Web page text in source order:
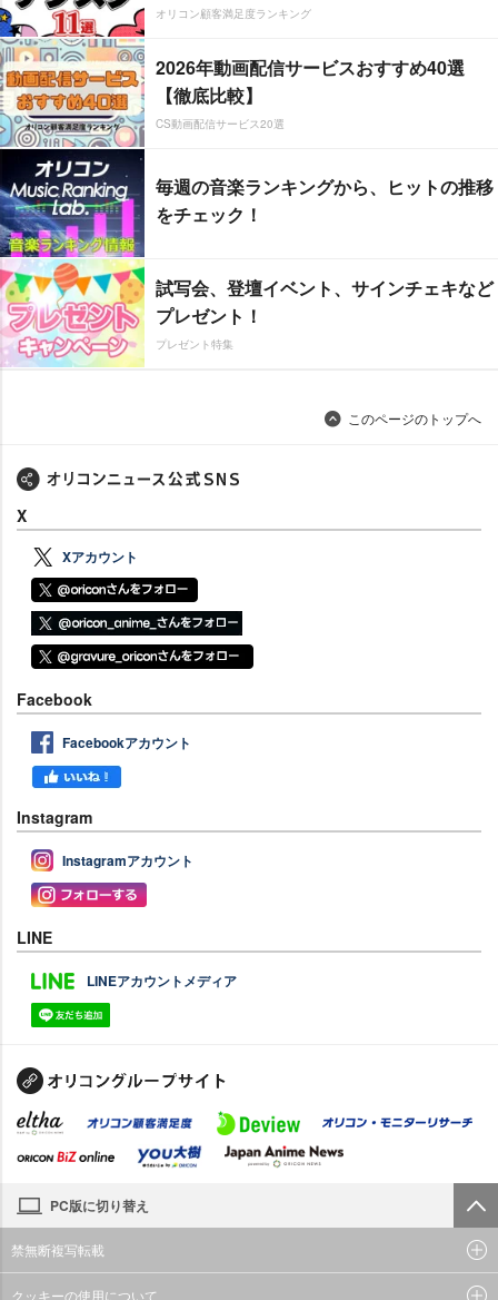
オリコン顧客満足度ランキング
2026年動画配信サービスおすすめ40選
【徹底比較】
CS動画配信サービス20選
毎週の音楽ランキングから、ヒットの推移
をチェック！
試写会、登壇イベント、サインチェキなど
プレゼント！
プレゼント特集
このページのトップへ
X
Xアカウント
Facebook
Facebookアカウント
Instagram
Instagramアカウント
LINE
LINEアカウントメディア
PC版に切り替え
禁無断複写転載
クッキーの使用について